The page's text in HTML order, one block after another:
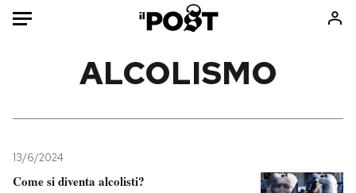
Mondo
Politica
Consumismi
ALCOLISMO
13/6/2024
Come si diventa alcolisti?